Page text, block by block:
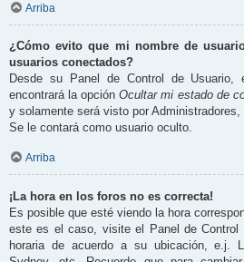
Arriba
¿Cómo evito que mi nombre de
usuarios conectados?
Desde su Panel de Control de Usuario,
encontrará la opciónOcultar mi estado de
y solamente será visto por
Se le contará como usuario oculto.
Arriba
¡La hora en los foros no es correcta!
Es posible que esté viendo la hora
este es el caso, visite el Panel de
horaria de acuerdo a su ubicación, e.j.